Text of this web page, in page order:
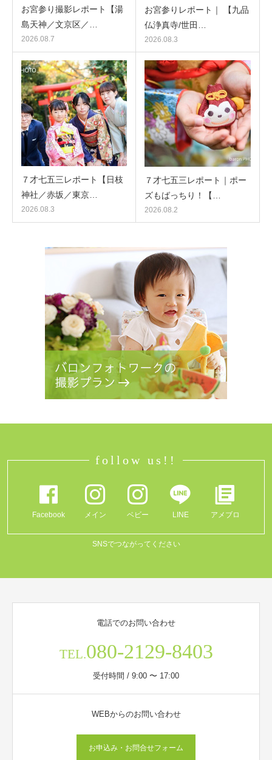
お宮参り撮影レポート【湯
島天神／文京区／…
2026.08.7
お宮参りレポート｜ 【九品
仏浄真寺/世田…
2026.08.3
７才七五三レポート【日枝
神社／赤坂／東京…
2026.08.3
７才七五三レポート｜ポー
ズもばっちり！【…
2026.08.2
follow us!!
Facebook メイン ベビー LINE アメブロ
SNSでつながってください
電話でのお問い合わせ
TEL.080-2129-8403
受付時間 / 9:00 〜 17:00
WEBからのお問い合わせ
お申込み・お問合せフォーム